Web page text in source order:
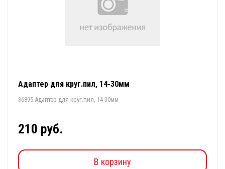
Адаптер для круг.пил, 14-30мм
36895 Адаптер для круг.пил, 14-30мм
210 руб.
В корзину